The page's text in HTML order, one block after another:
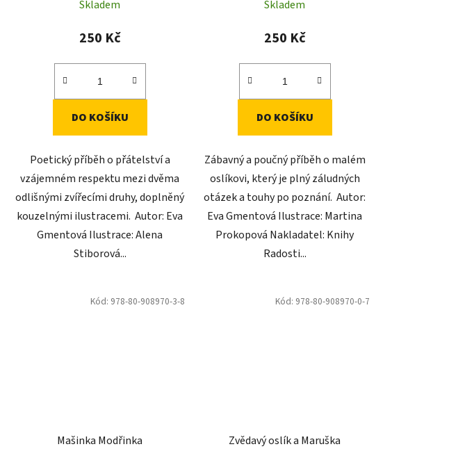
Skladem
250 Kč
DO KOŠÍKU
Poetický příběh o přátelství a
vzájemném respektu mezi dvěma
odlišnými zvířecími druhy, doplněný
kouzelnými ilustracemi. Autor: Eva
Gmentová Ilustrace: Alena
Stiborová...
Skladem
250 Kč
DO KOŠÍKU
Zábavný a poučný příběh o malém
oslíkovi, který je plný záludných
otázek a touhy po poznání. Autor:
Eva Gmentová Ilustrace: Martina
Prokopová Nakladatel: Knihy
Radosti...
Mašinka Modřinka
Kód: 978-80-908970-3-8
Zvědavý oslík a Maruška
Kód: 978-80-908970-0-7